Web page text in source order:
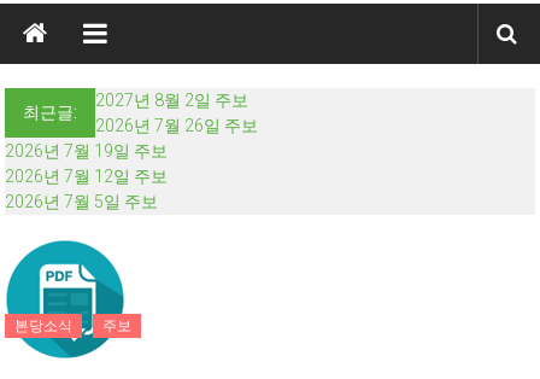
최근글:
2027년 8월 2일 주보
2026년 7월 26일 주보
2026년 7월 19일 주보
2026년 7월 12일 주보
2026년 7월 5일 주보
본당소식 주보